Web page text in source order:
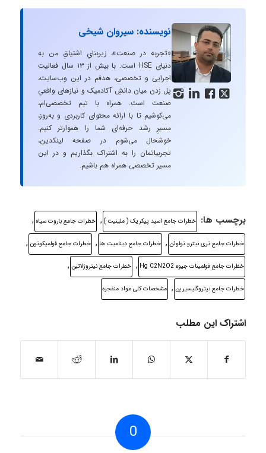
   
نویسنده: سیروان شیخی
«تجربه در صنعت»، زیربنایِ اشتیاقِ من به
دنیایِ HSE است. با بیش از ۱۳ سال فعالیت
اجرایی و تخصصی، هدفم در این وب‌سایت،
پل زدن میان دانشِ آکادمیک و نیازهای واقعیِ
صنعت است. همراه با تیم تخصصی‌ام،
می‌کوشیم تا با ارائه محتوای کاربردی و به‌روز،
مسیرِ رشد حرفه‌ای شما را هموارتر کنیم.
خوشحال می‌شوم در صفحه لینکدین،
تجربیاتمان را به اشتراک بگذاریم و در این
مسیر تخصصی همراه هم باشیم.
برچسب ها: خطرات جامع اسید پیکریک ( ملینیت ) , خطرات جامع باروت سیاه ,
خطرات جامع تری نیترو تولوئن , خطرات جامع دینامیت ها , خطرات جامع فولمیکوتون ,
خطرات جامع فولمینات جیوه Hg C2N2O2 , خطرات جامع نیتروژلاتین ,
خطرات جامع نیتروگلیسیرین , مشخصات کلی مواد منفجره
اشتراک این مطلب
0